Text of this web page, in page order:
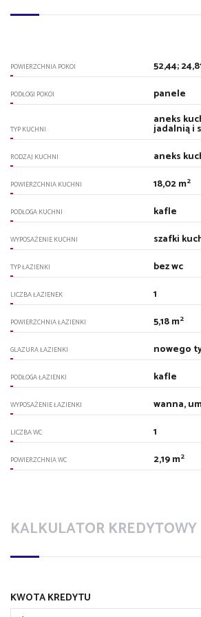
POWIERZCHNIA POKOI 52,44;
PODŁOGI POKOI panele
TYP KUCHNI
aneks
jadalnią i
RODZAJ KUCHNI aneks
POWIERZCHNIA KUCHNI 18,02 m2
PODŁOGA KUCHNI kafle
WYPOSAŻENIE KUCHNI szafki
TYP ŁAZIENKI bez wc
LICZBA ŁAZIENEK 1
POWIERZCHNIA ŁAZIENKI 5,18 m2
GLAZURA ŁAZIENKI nowego
PODŁOGA ŁAZIENKI kafle
WYPOSAŻENIE ŁAZIENKI wanna,
LICZBA WC 1
POWIERZCHNIA WC 2,19 m2
KALKULATOR KREDYTOWY
KWOTA KREDYTU